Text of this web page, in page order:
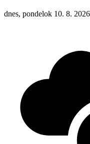
dnes, pondelok 10. 8. 2026